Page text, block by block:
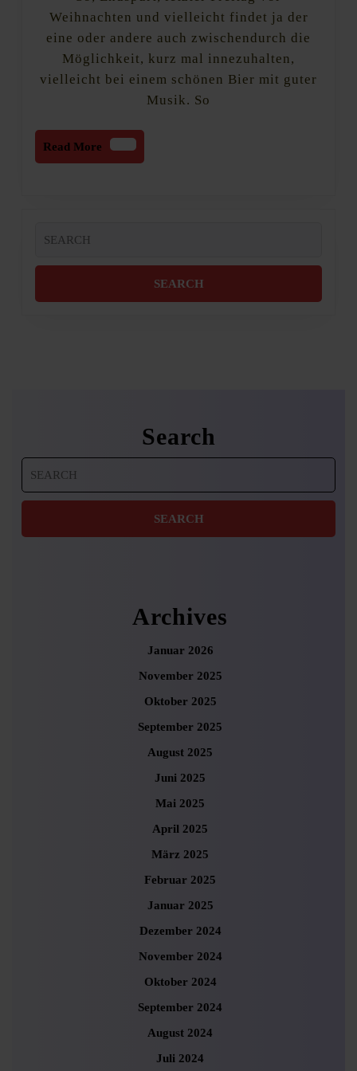
und
einen
Song
zum
#Wochenende
Weihnachten und vielleicht findet ja der
eine oder andere auch zwischendurch die
Möglichkeit, kurz mal innezuhalten,
vielleicht bei einem schönen Bier mit guter
Musik. So
Read More
Read
More
for:
Search
for:
Archives
Januar 2026
November 2025
Oktober 2025
September 2025
August 2025
Juni 2025
Mai 2025
April 2025
März 2025
Februar 2025
Januar 2025
Dezember 2024
November 2024
Oktober 2024
September 2024
August 2024
Juli 2024